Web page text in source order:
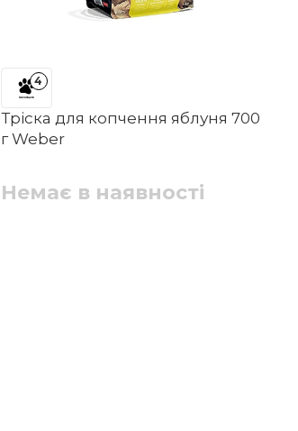
4
Тріска для копчення яблуня 700
г Weber
Немає в наявності